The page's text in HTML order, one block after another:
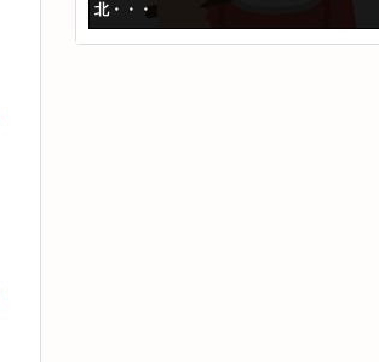
北・・・